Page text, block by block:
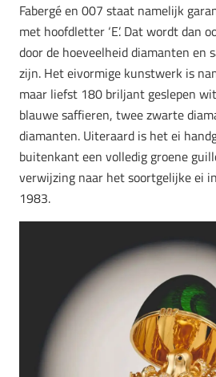
Fabergé en 007 staat namelijk
met hoofdletter ‘E’. Dat wordt dan
door de hoeveelheid diamanten en
zijn. Het eivormige kunstwerk is
maar liefst 180 briljant geslepen
blauwe saffieren, twee zwarte
diamanten. Uiteraard is het ei
buitenkant een volledig groene
verwijzing naar het soortgelijke ei
1983.